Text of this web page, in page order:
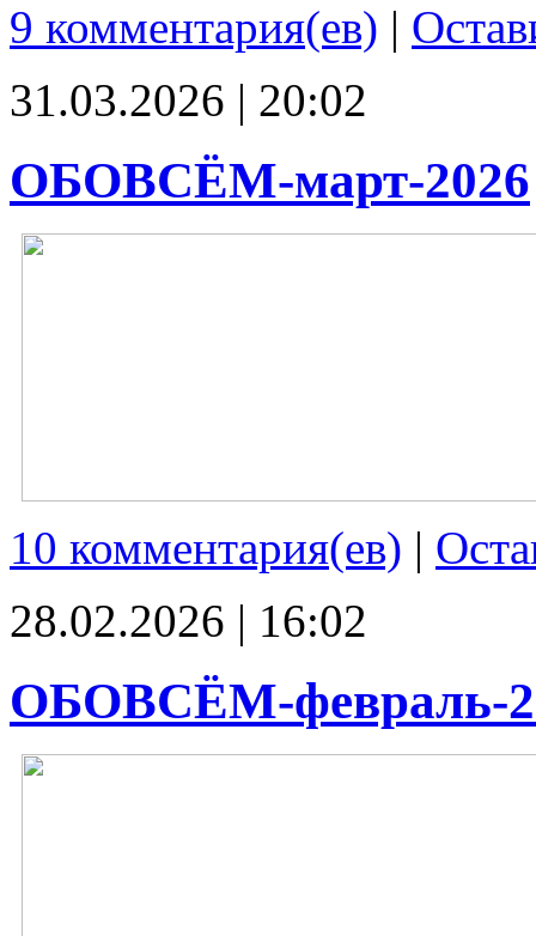
9 комментария(ев) |
31.03.2026 | 20:02
ОБОВСЁМ-март-2026
10 комментария(ев) |
28.02.2026 | 16:02
ОБОВСЁМ-февраль-